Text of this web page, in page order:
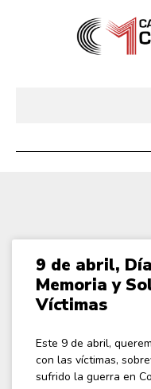
9 de abril,
Memoria y
Víctimas
Este 9 de abril,
con las víctimas,
sufrido la guerra en